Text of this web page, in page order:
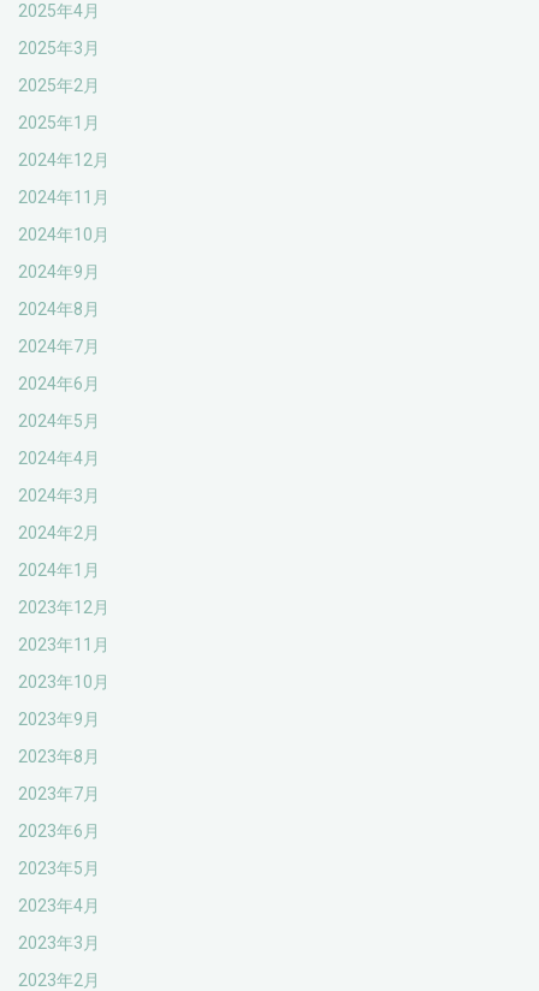
2025年4月
2025年3月
2025年2月
2025年1月
2024年12月
2024年11月
2024年10月
2024年9月
2024年8月
2024年7月
2024年6月
2024年5月
2024年4月
2024年3月
2024年2月
2024年1月
2023年12月
2023年11月
2023年10月
2023年9月
2023年8月
2023年7月
2023年6月
2023年5月
2023年4月
2023年3月
2023年2月